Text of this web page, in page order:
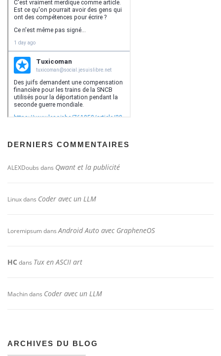
DERNIERS COMMENTAIRES
ALEXDoubs dans Qwant et la publicité
Linuxdans Coder avec un LLM
LoremipsumdansAndroid Auto avec GrapheneOS
HC dans Tux en ASCII art
Machindans Coder avec un LLM
ARCHIVES DU BLOG